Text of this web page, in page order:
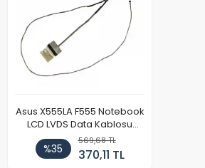
Asus X555LA F555 Notebook
LCD LVDS Data Kablosu
(Model 2)
%35
569,68 TL
370,11 TL